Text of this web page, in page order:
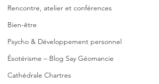
Rencontre, atelier et conférences
Bien-être
Psycho & Développement personnel
Ésotérisme – Blog Say Géomancie
Cathédrale Chartres